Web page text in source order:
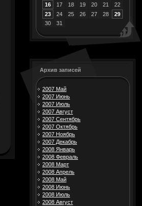
16
17 18 19 20 21
22
23
24 25 26 27 28
29
30
31
Архив записей
2007 Май
2007 Июнь
2007 Июль
2007 Август
2007 Сентябрь
2007 Октябрь
2007 Ноябрь
2007 Декабрь
2008 Январь
2008 Февраль
2008 Март
2008 Апрель
2008 Май
2008 Июнь
2008 Июль
2008 Август